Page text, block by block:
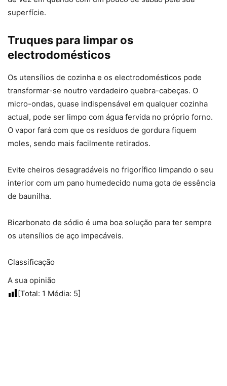
superfície.
Truques para limpar os
electrodomésticos
Os utensílios de cozinha e os electrodomésticos pode
transformar-se noutro verdadeiro quebra-cabeças. O
micro-ondas, quase indispensável em qualquer cozinha
actual, pode ser limpo com água fervida no próprio forno.
O vapor fará com que os resíduos de gordura fiquem
moles, sendo mais facilmente retirados.
Evite cheiros desagradáveis no frigorífico limpando o seu
interior com um pano humedecido numa gota de essência
de baunilha.
Bicarbonato de sódio é uma boa solução para ter sempre
os utensílios de aço impecáveis.
Classificação
A sua opinião
[Total: 1 Média: 5]